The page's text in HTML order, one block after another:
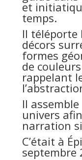
et
temps.
Il téléporte
décors
formes
de
rappelant
Il
univers
narration
C’était à
septembre